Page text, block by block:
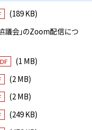
(189 KB)
議会」のZoom配信につ
(1 MB)
(2 MB)
(2 MB)
(249 KB)